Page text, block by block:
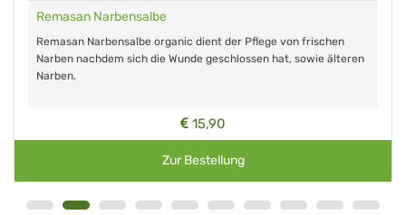
Remasan Narbensalbe
Remasan Narbensalbe organic dient der Pflege von frischen
Narben nachdem sich die Wunde geschlossen hat, sowie älteren
Narben.
15,90
Zur Bestellung